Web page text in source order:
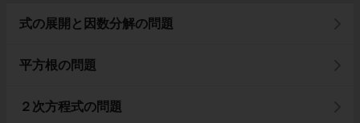
式の展開と因数分解の問題
平方根の問題
２次方程式の問題